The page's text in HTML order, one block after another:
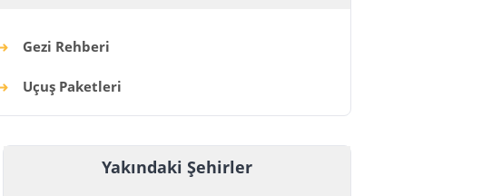
Gezi Rehberi
Uçuş Paketleri
Yakındaki Şehirler